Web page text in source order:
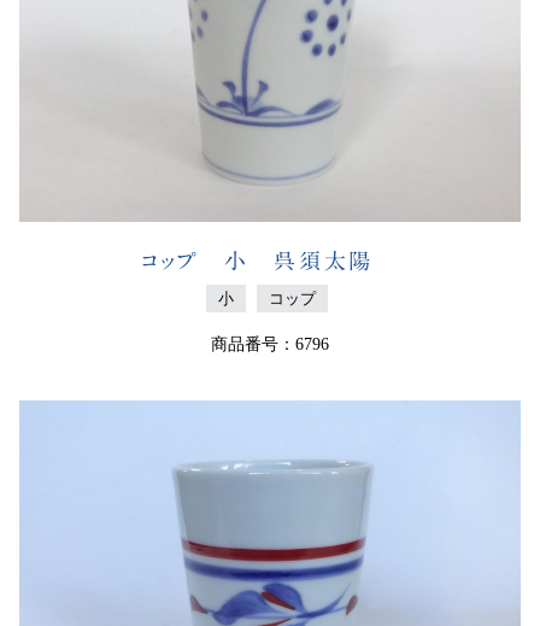
コップ 小 呉須太陽
小 コップ
商品番号：6796